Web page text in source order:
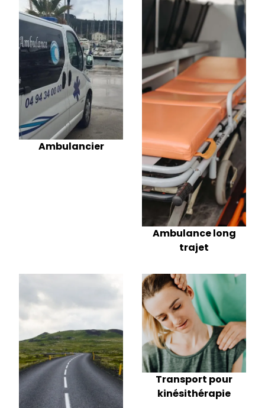
Ambulancier
Ambulance long
trajet
Transport pour
kinésithérapie